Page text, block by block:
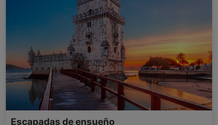
Escapadas de ensueño